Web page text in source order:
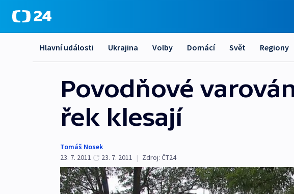
Hlavní události Ukrajina Volby Domácí Svět Regiony
Povodňové
řek klesají
Tomáš Nosek
23. 7. 2011
23. 7. 2011 | Zdroj: ČT24